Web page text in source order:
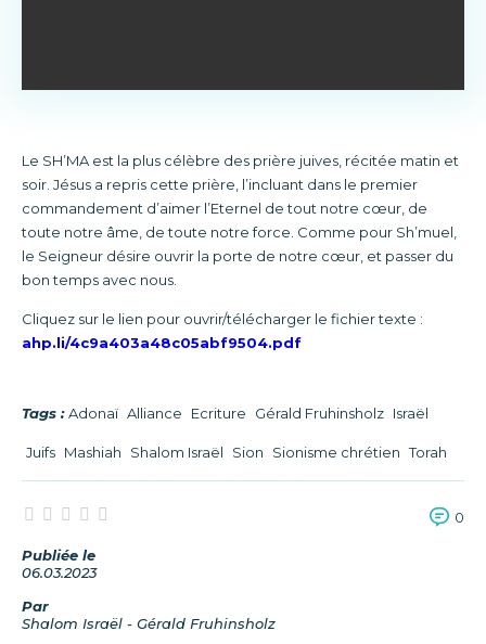
Le SH’MA est la plus célèbre des prière juives, récitée matin et
soir. Jésus a repris cette prière, l’incluant dans le premier
commandement d’aimer l’Eternel de tout notre cœur, de
toute notre âme, de toute notre force. Comme pour Sh’muel,
le Seigneur désire ouvrir la porte de notre cœur, et passer du
bon temps avec nous.
Cliquez sur le lien pour ouvrir/télécharger le fichier texte :
ahp.li/4c9a403a48c05abf9504.pdf
Tags : Adonaï Alliance Ecriture Gérald Fruhinsholz Israël
Juifs Mashiah Shalom Israël Sion Sionisme chrétien Torah
0
Publiée le
06.03.2023
Par
Shalom Israël - Gérald Fruhinsholz